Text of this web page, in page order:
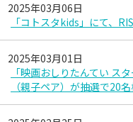
2025年03月06日
「コトスタkids」にて、
2025年03月01日
「映画おしりたんてい ス
（親子ペア）が抽選で20